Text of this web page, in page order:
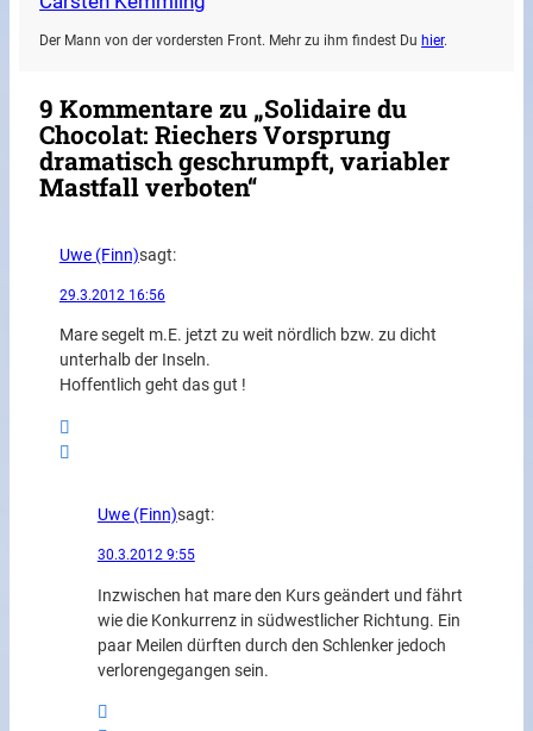
Der Mann von der vordersten Front. Mehr zu ihm findest Du hier.
9 Kommentare zu „Solidaire du
Chocolat: Riechers Vorsprung
dramatisch geschrumpft, variabler
Mastfall verboten“
Uwe (Finn)sagt:
29.3.2012 16:56
Mare segelt m.E. jetzt zu weit nördlich bzw. zu dicht
unterhalb der Inseln.
Hoffentlich geht das gut !
Uwe (Finn)sagt:
30.3.2012 9:55
Inzwischen hat mare den Kurs geändert und fährt
wie die Konkurrenz in südwestlicher Richtung. Ein
paar Meilen dürften durch den Schlenker jedoch
verlorengegangen sein.